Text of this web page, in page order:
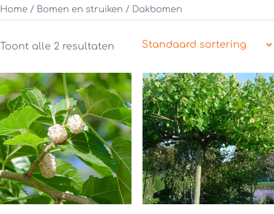
Home / Bomen en struiken / Dakbomen
Toont alle 2 resultaten